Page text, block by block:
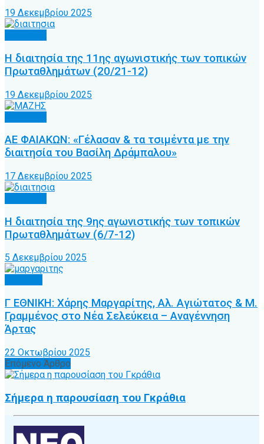
19 Δεκεμβρίου 2025
Η διαιτησία της 11ης αγωνιστικής των τοπικών
Πρωταθλημάτων (20/21-12)
19 Δεκεμβρίου 2025
ΑΕ ΦΑΙΑΚΩΝ: «Γέλασαν & τα τσιμέντα με την
διαιτησία του Βασίλη Δράμπαλου»
17 Δεκεμβρίου 2025
Η διαιτησία της 9ης αγωνιστικής των τοπικών
Πρωταθλημάτων (6/7-12)
5 Δεκεμβρίου 2025
Γ ΕΘΝΙΚΗ: Χάρης Μαργαρίτης, Αλ. Αγιώτατος & Μ.
Γραμμένος στο Νέα Σελεύκεια – Αναγέννηση
Άρτας
22 Οκτωβρίου 2025
Επόμενο Άρθρο
Σήμερα η παρουσίαση του Γκράθια